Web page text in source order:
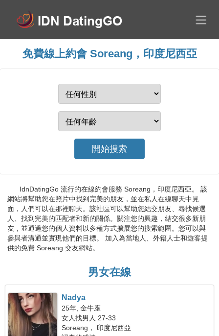
免費線上約會 Soreang，印度尼西亞
IdnDatingGo 流行的在線約會服務 Soreang，印度尼西亞。 該
網站將幫助您在照片中找到完美的朋友，並在私人在線聊天中見
面，人們可以在那裡聊天。該社區可以幫助您結交朋友、尋找候選
人、找到完美的匹配者和新的關係。關注您的興趣，結交很多新朋
友，並通過您的個人資料以多種方式擴展您的搜索範圍。您可以與
參與者溝通並實現他們的目標。 加入為當地人、外籍人士和遊客提
供的免費 Soreang 交友網站。
男女在線
Nadya
25年, 金牛座
女人找男人 27-33
Soreang， 印度尼西亞